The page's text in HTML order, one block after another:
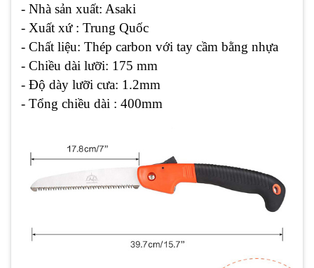
- Nhà sản xuất: Asaki
- Xuất xứ : Trung Quốc
- Chất liệu: Thép carbon với tay cầm bằng nhựa
- Chiều dài lưỡi: 175 mm
- Độ dày lưỡi cưa: 1.2mm
- Tổng chiều dài : 400mm